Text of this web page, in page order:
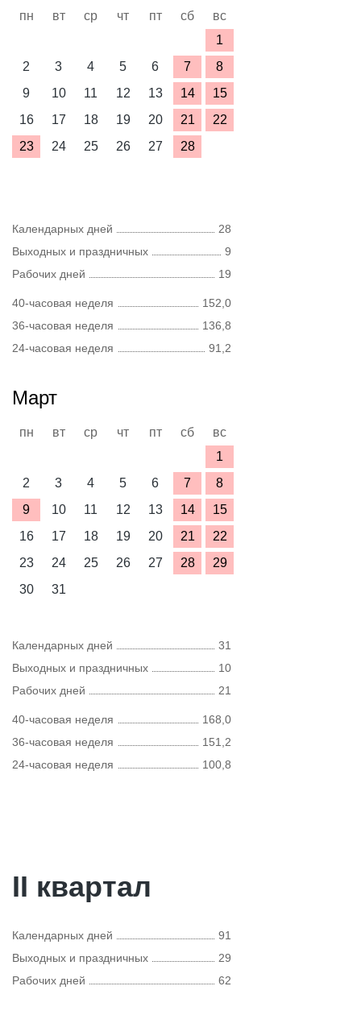
пн вт ср чт пт сб
вс
1
2
3 4 5 6 7
8
9
10 11 12 13 14
15
16
17 18 19 20 21
22
23
24 25 26 27 28
Календарных дней
28
Выходных и праздничных
9
Рабочих дней
19
40-часовая неделя
152,0
36-часовая неделя
136,8
24-часовая неделя
91,2
Март
пн вт ср чт пт сб
вс
1
2
3 4 5 6 7
8
9
10 11 12 13 14
15
16
17 18 19 20 21
22
23
24 25 26 27 28
29
30
31
Календарных дней
31
Выходных и праздничных
10
Рабочих дней
21
40-часовая неделя
168,0
36-часовая неделя
151,2
24-часовая неделя
100,8
II квартал
Календарных дней
91
Выходных и праздничных
29
Рабочих дней
62